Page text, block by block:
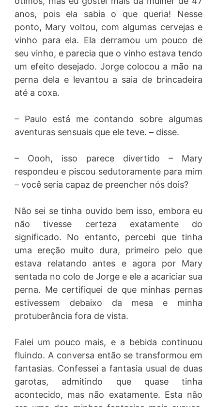
anos, pois ela sabia o que queria! Nesse
ponto, Mary voltou, com algumas cervejas e
vinho para ela. Ela derramou um pouco de
seu vinho, e parecia que o vinho estava tendo
um efeito desejado. Jorge colocou a mão na
perna dela e levantou a saia de brincadeira
até a coxa.
– Paulo está me contando sobre algumas
aventuras sensuais que ele teve. – disse.
– Oooh, isso parece divertido – Mary
respondeu e piscou sedutoramente para mim
– você seria capaz de preencher nós dois?
Não sei se tinha ouvido bem isso, embora eu
não tivesse certeza exatamente do
significado. No entanto, percebi que tinha
uma ereção muito dura, primeiro pelo que
estava relatando antes e agora por Mary
sentada no colo de Jorge e ele a acariciar sua
perna. Me certifiquei de que minhas pernas
estivessem debaixo da mesa e minha
protuberância fora de vista.
Falei um pouco mais, e a bebida continuou
fluindo. A conversa então se transformou em
fantasias. Confessei a fantasia usual de duas
garotas, admitindo que quase tinha
acontecido, mas não exatamente. Esta não